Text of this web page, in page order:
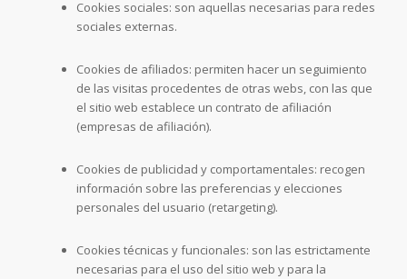
Cookies sociales: son aquellas necesarias para redes
sociales externas.
Cookies de afiliados: permiten hacer un seguimiento
de las visitas procedentes de otras webs, con las que
el sitio web establece un contrato de afiliación
(empresas de afiliación).
Cookies de publicidad y comportamentales: recogen
información sobre las preferencias y elecciones
personales del usuario (retargeting).
Cookies técnicas y funcionales: son las estrictamente
necesarias para el uso del sitio web y para la